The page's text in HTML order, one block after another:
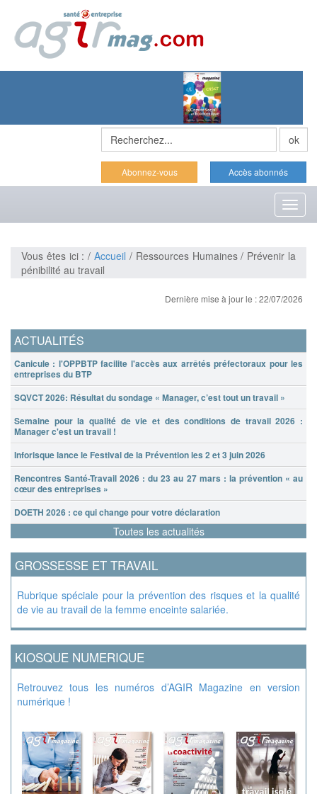
Abonnez-vous Accès abonnés
Vous êtes ici : /Accueil / Ressources Humaines / Prévenir la
pénibilité au travail
Dernière mise à jour le : 22/07/2026
ACTUALITÉS
Canicule : l'OPPBTP facilite l'accès aux arrêtés préfectoraux pour les
entreprises du BTP
SQVCT 2026: Résultat du sondage « Manager, c’est tout un travail »
Semaine pour la qualité de vie et des conditions de travail 2026 :
Manager c'est un travail !
Inforisque lance le Festival de la Prévention les 2 et 3 juin 2026
Rencontres Santé-Travail 2026 : du 23 au 27 mars : la prévention « au
cœur des entreprises »
DOETH 2026 : ce qui change pour votre déclaration
Toutes les actualités
GROSSESSE ET TRAVAIL
Rubrique spéciale pour la prévention des risques et la qualité
de vie au travail de la femme enceinte salariée.
KIOSQUE NUMERIQUE
Retrouvez tous les numéros d’AGIR Magazine en version
numérique !